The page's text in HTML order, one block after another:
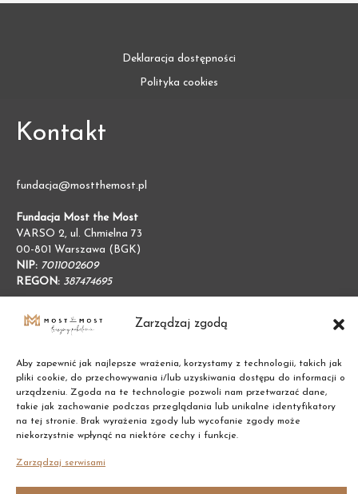
Zarządzaj zgodą
Aby zapewnić jak najlepsze wrażenia, korzystamy z technologii, takich jak
pliki cookie, do przechowywania i/lub uzyskiwania dostępu do informacji o
urządzeniu. Zgoda na te technologie pozwoli nam przetwarzać dane,
takie jak zachowanie podczas przeglądania lub unikalne identyfikatory
na tej stronie. Brak wyrażenia zgody lub wycofanie zgody może
niekorzystnie wpłynąć na niektóre cechy i funkcje.
Zarządzaj serwisami
Deklaracja dostępności
Polityka cookies
Kontakt
fundacja@mostthemost.pl
Fundacja Most the Most
VARSO 2, ul. Chmielna 73
00-801 Warszawa (BGK)
NIP: 7011002609
REGON: 387474695